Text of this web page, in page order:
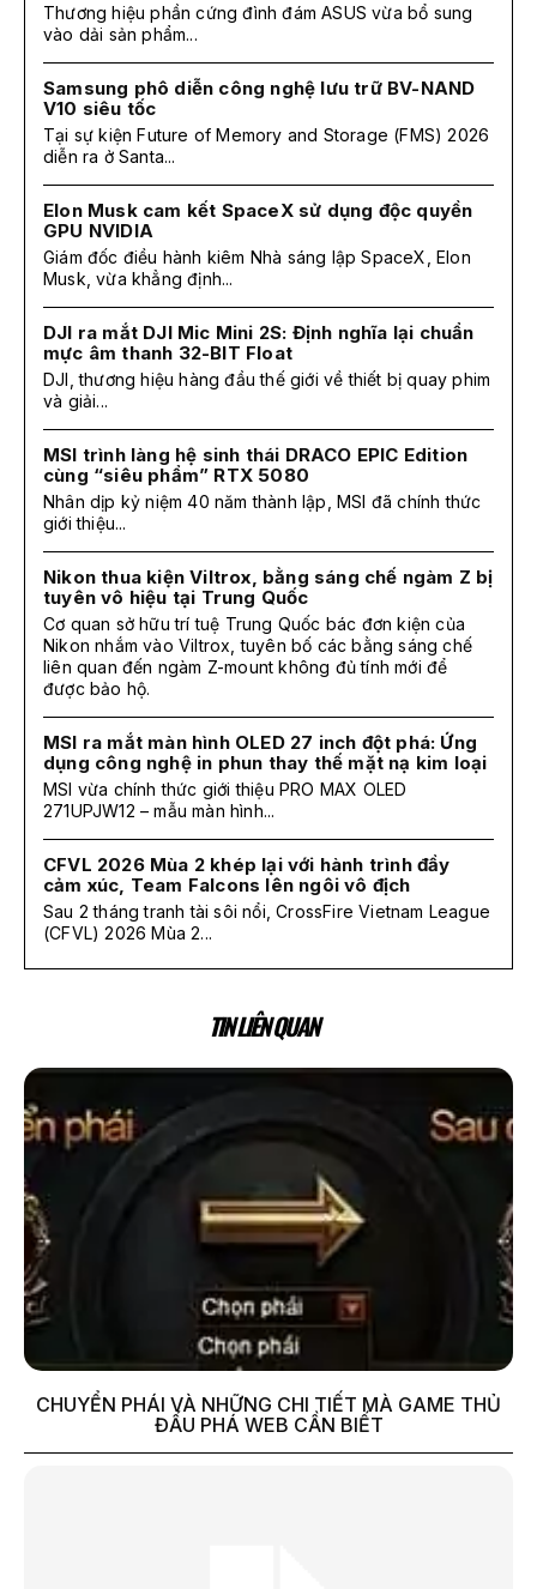
Thương hiệu phần cứng đình đám ASUS vừa bổ sung
vào dải sản phẩm...
Samsung phô diễn công nghệ lưu trữ BV-NAND
V10 siêu tốc
Tại sự kiện Future of Memory and Storage (FMS) 2026
diễn ra ở Santa...
Elon Musk cam kết SpaceX sử dụng độc quyền
GPU NVIDIA
Giám đốc điều hành kiêm Nhà sáng lập SpaceX, Elon
Musk, vừa khẳng định...
DJI ra mắt DJI Mic Mini 2S: Định nghĩa lại chuẩn
mực âm thanh 32-BIT Float
DJI, thương hiệu hàng đầu thế giới về thiết bị quay phim
và giải...
MSI trình làng hệ sinh thái DRACO EPIC Edition
cùng “siêu phẩm” RTX 5080
Nhân dịp kỷ niệm 40 năm thành lập, MSI đã chính thức
giới thiệu...
Nikon thua kiện Viltrox, bằng sáng chế ngàm Z bị
tuyên vô hiệu tại Trung Quốc
Cơ quan sở hữu trí tuệ Trung Quốc bác đơn kiện của
Nikon nhắm vào Viltrox, tuyên bố các bằng sáng chế
liên quan đến ngàm Z-mount không đủ tính mới để
được bảo hộ.
MSI ra mắt màn hình OLED 27 inch đột phá: Ứng
dụng công nghệ in phun thay thế mặt nạ kim loại
MSI vừa chính thức giới thiệu PRO MAX OLED
271UPJW12 – mẫu màn hình...
CFVL 2026 Mùa 2 khép lại với hành trình đầy
cảm xúc, Team Falcons lên ngôi vô địch
Sau 2 tháng tranh tài sôi nổi, CrossFire Vietnam League
(CFVL) 2026 Mùa 2...
TIN LIÊN QUAN
CHUYỂN PHÁI VÀ NHỮNG CHI TIẾT MÀ GAME THỦ
ĐẤU PHÁ WEB CẦN BIẾT